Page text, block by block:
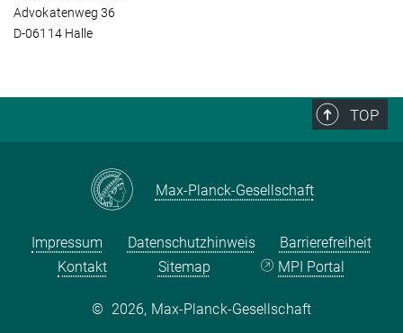
Advokatenweg 36
D-06114 Halle
TOP
Max-Planck-Gesellschaft
Impressum Datenschutzhinweis
Barrierefreiheit
Kontakt
Sitemap MPI Portal
© 2026, Max-Planck-Gesellschaft